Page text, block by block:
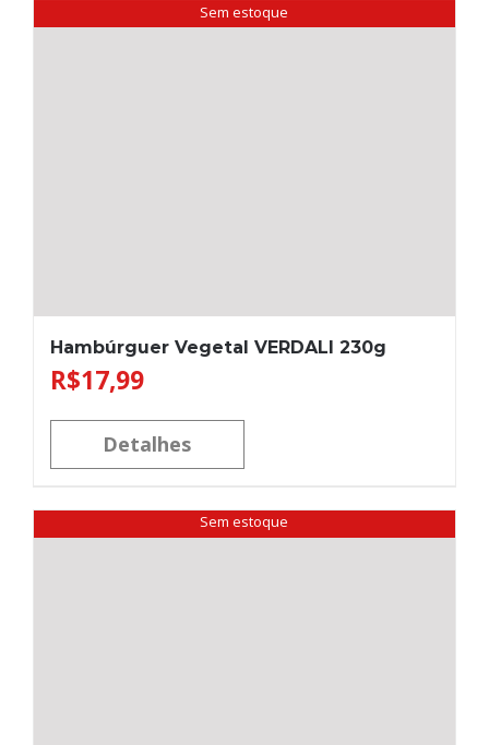
Sem estoque
Hambúrguer Vegetal VERDALI 230g
R$17,99
Detalhes
Sem estoque